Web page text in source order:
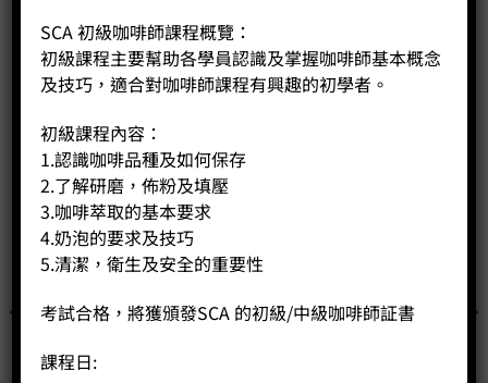
SCA 初級咖啡師課程概覽：
初級課程主要幫助各學員認識及掌握咖啡師基本概念
及技巧，適合對咖啡師課程有興趣的初學者。
初級課程內容：
1.認識咖啡品種及如何保存
2.了解研磨，佈粉及填壓
3.咖啡萃取的基本要求
4.奶泡的要求及技巧
5.清潔，衛生及安全的重要性
考試合格，將獲頒發SCA 的初級/中級咖啡師証書
課程日: